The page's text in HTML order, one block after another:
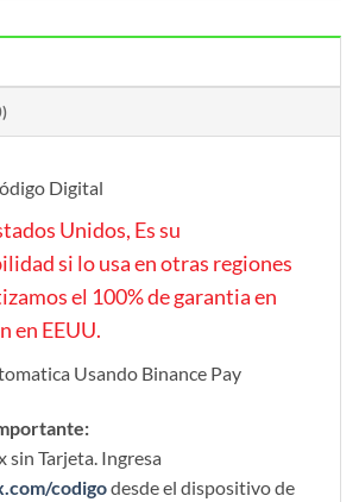
Digital
Unidos, Es su
si lo usa en otras regiones
el 100% de garantia en
en EEUU.
Usando Binance Pay
sin Tarjeta. Ingresa
codigodesde el dispositivo de